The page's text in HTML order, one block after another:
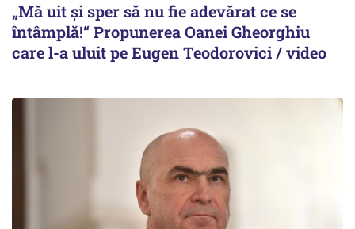
„Mă uit și sper să nu fie adevărat ce se
întâmplă!“ Propunerea Oanei Gheorghiu
care l-a uluit pe Eugen Teodorovici / video